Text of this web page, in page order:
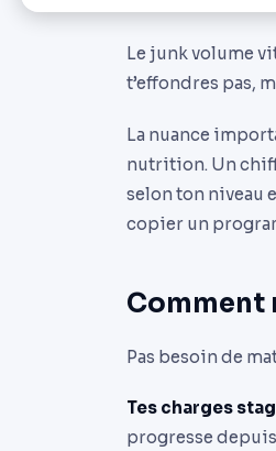
Le junk volume
t’effondres pas,
La nuance
nutrition. Un
selon ton niveau
copier un
Comment
Pas besoin de
Tes charges
progresse